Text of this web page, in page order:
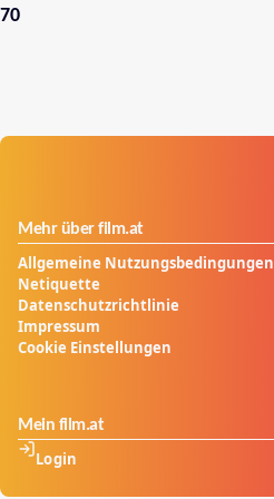
70
Mehr über film.at
Allgemeine Nutzungsbedingungen
Netiquette
Datenschutzrichtlinie
Impressum
Cookie Einstellungen
Mein film.at
Login